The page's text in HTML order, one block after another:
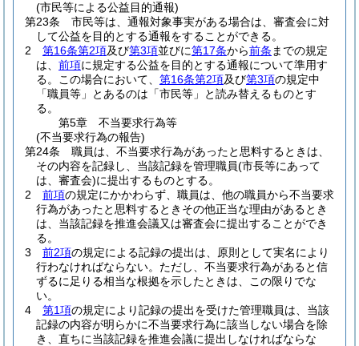
(市民等による公益目的通報)
第23条
市民等は、通報対象事実がある場合は、審査会に対
して公益を目的とする通報をすることができる。
2
第16条第2項及び第3項並びに第17条から前条 までの規定
は、 前項に規定する公益を目的とする通報について準用す
る。
この場合において、 第16条第2項及び第3項の規定中
「職員等」とあるのは「市民等」と読み替えるものとす
る。
第5章
不当要求行為等
(不当要求行為の報告)
第24条
職員は、不当要求行為があったと思料するときは、
その内容を記録し、当該記録を管理職員(市長等にあって
は、審査会)に提出するものとする。
2
前項の規定にかかわらず、職員は、他の職員から不当要求
行為があったと思料するときその他正当な理由があるとき
は、当該記録を推進会議又は審査会に提出することができ
る。
3
前2項の規定による記録の提出は、原則として実名により
行わなければならない。 ただし、不当要求行為があると信
ずるに足りる相当な根拠を示したときは、この限りでな
い。
4
第1項の規定により記録の提出を受けた管理職員は、当該
記録の内容が明らかに不当要求行為に該当しない場合を除
き、直ちに当該記録を推進会議に提出しなければならな